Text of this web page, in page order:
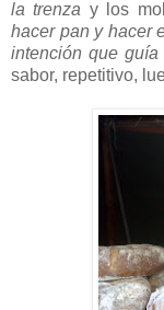
la trenza y los
hacer pan y hacer
intención que
sabor, repetitivo,